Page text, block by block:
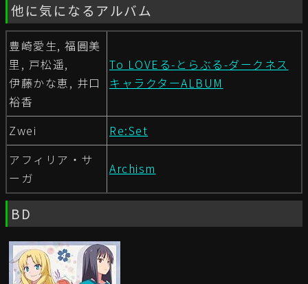
他に気になるアルバム
豊崎愛生, 福圓美
里, 戸松遥,
伊藤かな恵, 井口
裕香
To LOVEる-とらぶる-ダークネス
キャラクターALBUM
Zwei
Re:Set
アフィリア・サ
ーガ
Archism
BD